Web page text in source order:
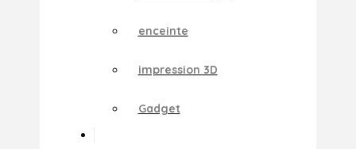
enceinte
impression 3D
Gadget